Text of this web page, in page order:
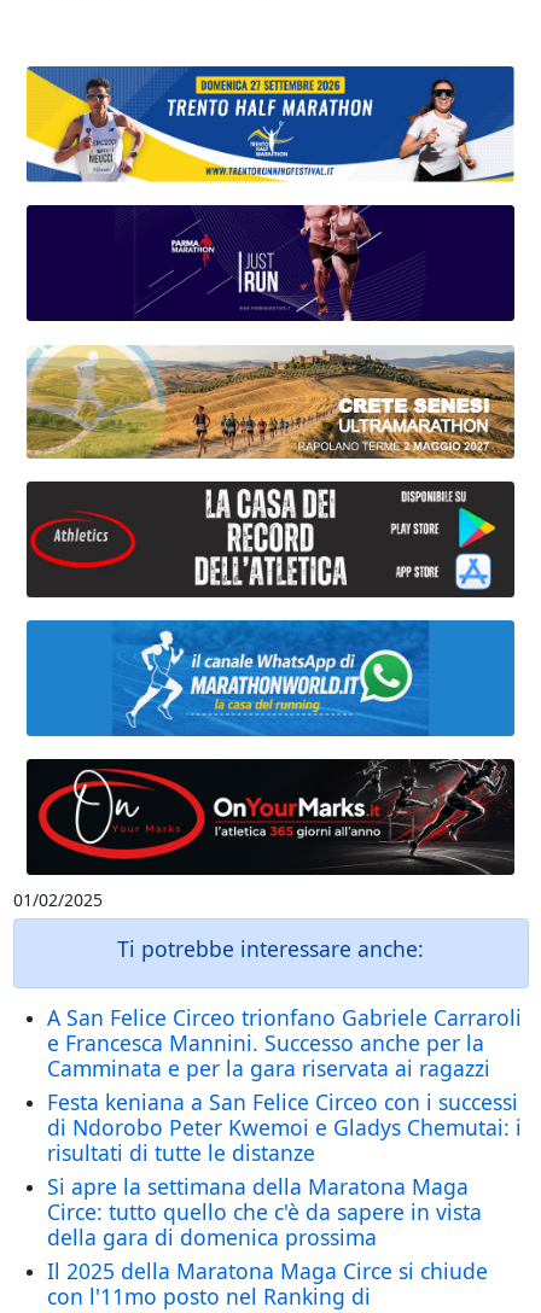
01/02/2025
Ti potrebbe interessare anche:
A San Felice Circeo trionfano Gabriele Carraroli
e Francesca Mannini. Successo anche per la
Camminata e per la gara riservata ai ragazzi
Festa keniana a San Felice Circeo con i successi
di Ndorobo Peter Kwemoi e Gladys Chemutai: i
risultati di tutte le distanze
Si apre la settimana della Maratona Maga
Circe: tutto quello che c'è da sapere in vista
della gara di domenica prossima
Il 2025 della Maratona Maga Circe si chiude
con l'11mo posto nel Ranking di